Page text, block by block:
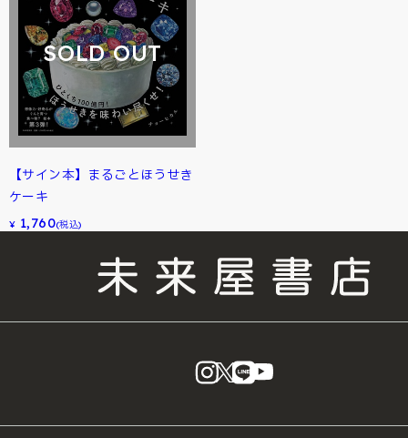
SOLD OUT
【サイン本】まるごとほうせき
ケーキ
¥ 1,760(税込)
instagram
X LINE